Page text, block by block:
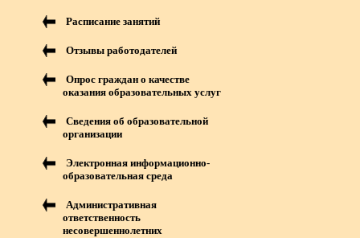
Расписание занятий
Отзывы работодателей
Опрос граждан о качестве
оказания образовательных услуг
Сведения об образовательной
организации
Электронная информационно-
образовательная среда
Административная
ответственность
несовершеннолетних